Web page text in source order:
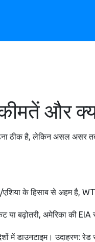
और
ठीक है, लेकिन असल
के हिसाब से अहम है,
अमेरिका की EIA
देशों में डाउनटाइम।